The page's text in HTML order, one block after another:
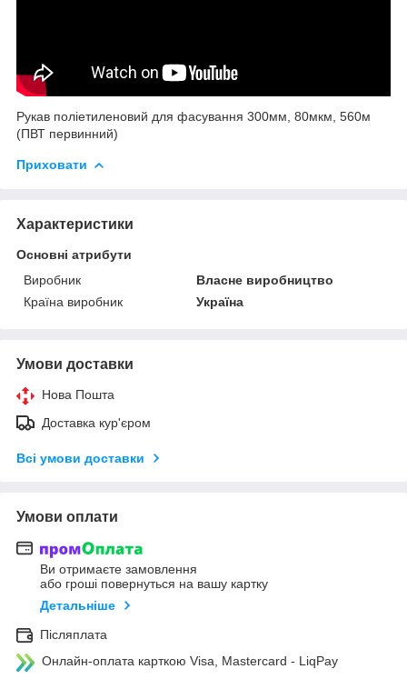
Рукав поліетиленовий для фасування 300мм, 80мкм, 560м
(ПВТ первинний)
Приховати
Характеристики
Основні атрибути
Виробник
Власне виробництво
Країна виробник
Україна
Умови доставки
Нова Пошта
Доставка кур'єром
Всі умови доставки
Умови оплати
Ви отримаєте замовлення
або гроші повернуться на вашу картку
Детальніше
Післяплата
Онлайн-оплата карткою Visa, Mastercard - LiqPay